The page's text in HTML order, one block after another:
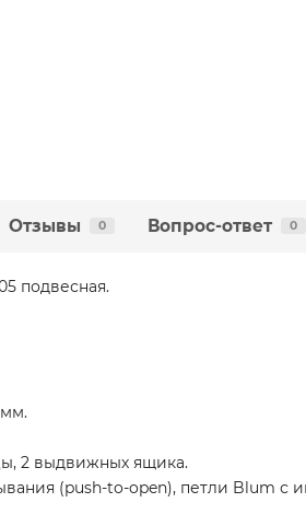
Отзывы 0 Вопрос-ответ 0
подвесная.
2 выдвижных ящика.
(push-to-open), петли Blum с